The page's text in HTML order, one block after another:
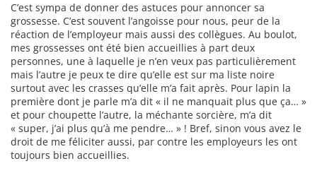
C’est sympa de donner des astuces pour annoncer sa
grossesse. C’est souvent l’angoisse pour nous, peur de la
réaction de l’employeur mais aussi des collègues. Au boulot,
mes grossesses ont été bien accueillies à part deux
personnes, une à laquelle je n’en veux pas particulièrement
mais l’autre je peux te dire qu’elle est sur ma liste noire
surtout avec les crasses qu’elle m’a fait après. Pour lapin la
première dont je parle m’a dit « il ne manquait plus que ça… »
et pour choupette l’autre, la méchante sorcière, m’a dit
« super, j’ai plus qu’à me pendre… » ! Bref, sinon vous avez le
droit de me féliciter aussi, par contre les employeurs les ont
toujours bien accueillies.